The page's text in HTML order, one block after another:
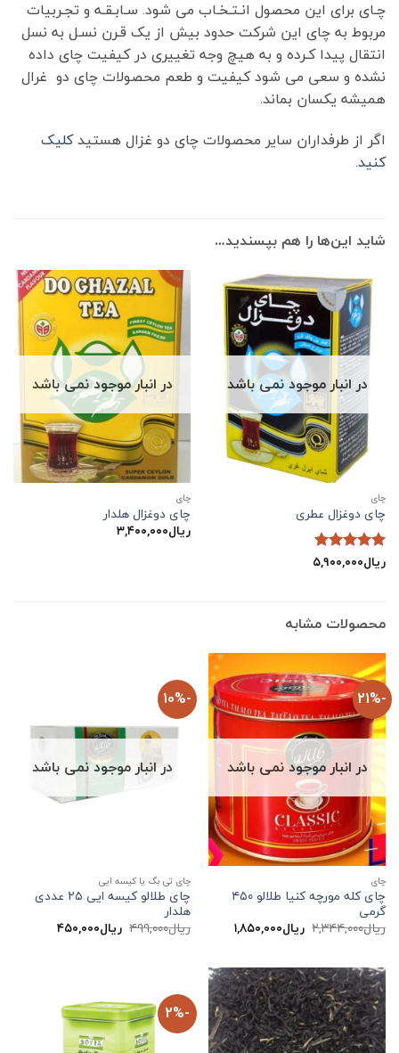
چـای برای این محصول انـتـخـاب می شود. سـابـقـه و تجـربیات
مربوط به چای این شرکت حدود بیش از یک قـرن نسـل به نسل
انتقال پیدا کـرده و به هیچ وجه تغییری در کیفیت چای داده
نشده و سعی می شود کیفیت و طعم محصولات چای دو غرال
همیشه یکسان بماند.
اگر از طرفداران سایر محصولات چای دو غزال هستیدکلیک
کنید.
شاید این‌ها را هم بپسندید…
در انبار موجود نمی باشد
چاي
چای دوغزال عطری
نمره5 از
ریال۵,۹۰۰,۰۰۰
در انبار موجود نمی باشد
چاي
چای دوغزال هلدار
ریال۳,۴۰۰,۰۰۰
محصولات مشابه
-21%
در انبار موجود نمی باشد
چاي
چای کله مورچه کنیا طلالو ۴۵۰
گرمی
ریال۲,۳۴۴,۰۰۰ قیمت
اصلی:
ریال۱,۸۵۰,۰۰۰قیمت
فعلی:
-10%
در انبار موجود نمی باشد
چای تی بگ یا کیسه ایی
چای طلالو کیسه ایی ۲۵ عددی
هلدار
ریال۴۹۹,۰۰۰ قیمت
اصلی:
ریال۴۵۰,۰۰۰قیمت
فعلی:
-2%